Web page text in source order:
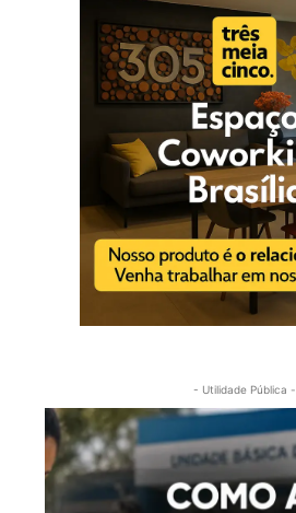
- Utilidade Pública -